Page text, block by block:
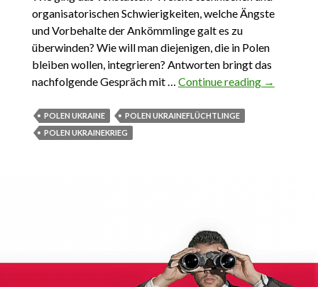
organisatorischen Schwierigkeiten, welche Ängste
und Vorbehalte der Ankömmlinge galt es zu
überwinden? Wie will man diejenigen, die in Polen
bleiben wollen, integrieren? Antworten bringt das
nachfolgende Gespräch mit … Continue reading Zwei
→
POLEN UKRAINE
POLEN UKRAINEFLÜCHTLINGE
POLEN UKRAINEKRIEG